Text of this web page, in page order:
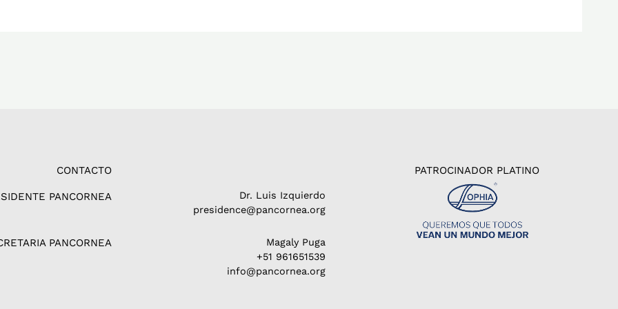
CONTACTO
PANCORNEA
PANCORNEA
Dr. Luis Izquierdo
presidence@pancornea.org
Magaly Puga
+51 961651539
info@pancornea.org
PATROCINADOR PLATINO